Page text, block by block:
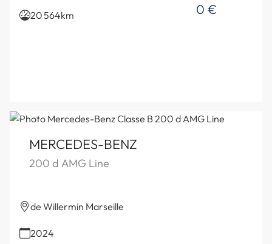
20 564km 0 €
MERCEDES-BENZ
200 d AMG Line
de Willermin Marseille
2024